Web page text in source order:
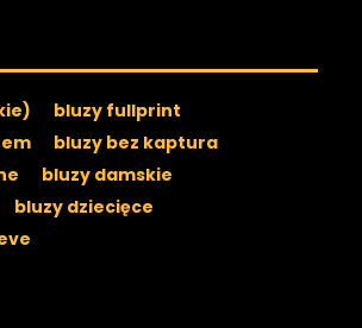
bluzy fullprint
bluzy bez kaptura
bluzy damskie
bluzy dziecięce